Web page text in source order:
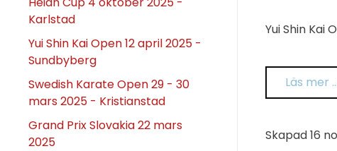
Yui Shin Kai
Läs mer
Skapad16
Karlstad
Yui Shin Kai Open 12 april 2025 -
Sundbyberg
Swedish Karate Open 29 - 30
mars 2025 - Kristianstad
Grand Prix Slovakia 22 mars
2025